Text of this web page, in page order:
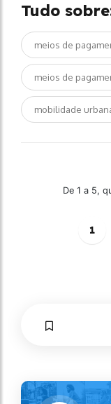
Tudo
meios de
meios de
mobilidade
De 1 a 5,
1